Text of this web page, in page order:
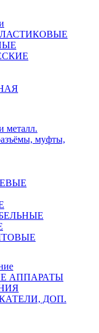
металл.
муфты,
АППАРАТЫ
ДОП.